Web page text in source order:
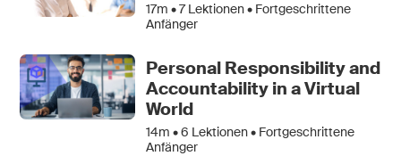
17m •7Lektionen • Fortgeschrittene
Anfänger
Personal Responsibility and
Accountability in a Virtual
World
14m •6 Lektionen • Fortgeschrittene
Anfänger